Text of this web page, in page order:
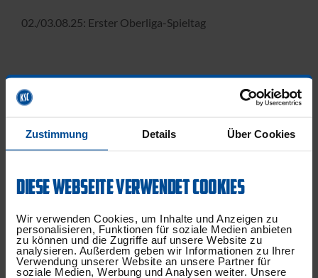
Zustimmung Details Über Cookies
DIESE WEBSEITE VERWENDET COOKIES
Wir verwenden Cookies, um Inhalte und Anzeigen zu
personalisieren, Funktionen für soziale Medien anbieten
zu können und die Zugriffe auf unsere Website zu
analysieren. Außerdem geben wir Informationen zu Ihrer
Verwendung unserer Website an unsere Partner für
soziale Medien, Werbung und Analysen weiter. Unsere
02./03.08.25: Erster Oberliga-Spieltag
Der Kader im Überblick
Aki Koch
Soufiane Hikmat